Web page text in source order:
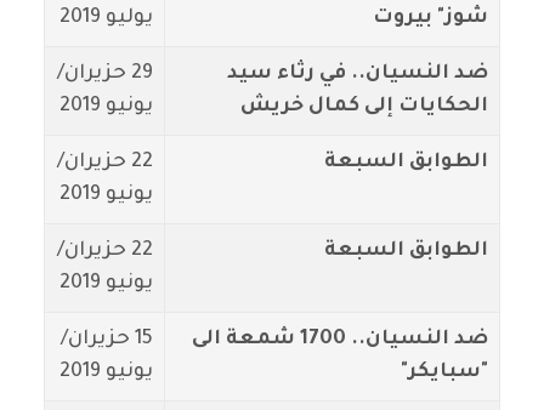
شوز" بيروت
يوليو 2019
ضد النسيان.. في رثاء سيد
الحكايات إلى كمال خريش
29 حزيران/
يونيو 2019
الطوابق السبعة
22 حزيران/
يونيو 2019
الطوابق السبعة
22 حزيران/
يونيو 2019
ضد النسيان.. 1700 شمعة الى
"سبايكر"
15 حزيران/
يونيو 2019